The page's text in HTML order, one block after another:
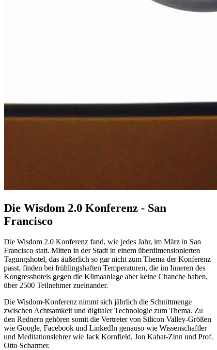
Die Wisdom 2.0 Konferenz - San
Francisco
Die Wisdom 2.0 Konferenz fand, wie jedes Jahr, im März in San
Francisco statt. Mitten in der Stadt in einem überdimensionierten
Tagungshotel, das äußerlich so gar nicht zum Thema der Konferenz
passt, finden bei frühlingshaften Temperaturen, die im Inneren des
Kongresshotels gegen die Klimaanlage aber keine Chanche haben,
über 2500 Teilnehmer zueinander.
Die Wisdom-Konferenz nimmt sich jährlich die Schnittmenge
zwischen Achtsamkeit und digitaler Technologie zum Thema. Zu
den Rednern gehören somit die Vertreter von Silicon Valley-Größen
wie Google, Facebook und LinkedIn genauso wie Wissenschaftler
und Meditationslehrer wie Jack Kornfield, Jon Kabat-Zinn und Prof.
Otto Scharmer.